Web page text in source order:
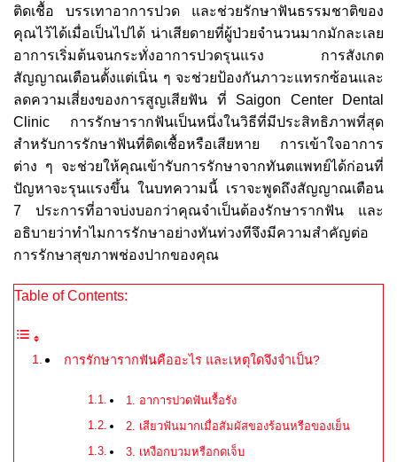
ติดเชื้อ บรรเทาอาการปวด และช่วยรักษาฟันธรรมชาติของ
คุณไว้ได้เมื่อเป็นไปได้ น่าเสียดายที่ผู้ป่วยจำนวนมากมักละเลย
อาการเริ่มต้นจนกระทั่งอาการปวดรุนแรง การสังเกต
สัญญาณเตือนตั้งแต่เนิ่น ๆ จะช่วยป้องกันภาวะแทรกซ้อนและ
ลดความเสี่ยงของการสูญเสียฟัน ที่ Saigon Center Dental
Clinic การรักษารากฟันเป็นหนึ่งในวิธีที่มีประสิทธิภาพที่สุด
สำหรับการรักษาฟันที่ติดเชื้อหรือเสียหาย การเข้าใจอาการ
ต่าง ๆ จะช่วยให้คุณเข้ารับการรักษาจากทันตแพทย์ได้ก่อนที่
ปัญหาจะรุนแรงขึ้น ในบทความนี้ เราจะพูดถึงสัญญาณเตือน
7 ประการที่อาจบ่งบอกว่าคุณจำเป็นต้องรักษารากฟัน และ
อธิบายว่าทำไมการรักษาอย่างทันท่วงทีจึงมีความสำคัญต่อ
การรักษาสุขภาพช่องปากของคุณ
Table of Contents:
การรักษารากฟันคืออะไร และเหตุใดจึงจำเป็น?
1. อาการปวดฟันเรื้อรัง
2. เสียวฟันมากเมื่อสัมผัสของร้อนหรือของเย็น
3. เหงือกบวมหรือกดเจ็บ